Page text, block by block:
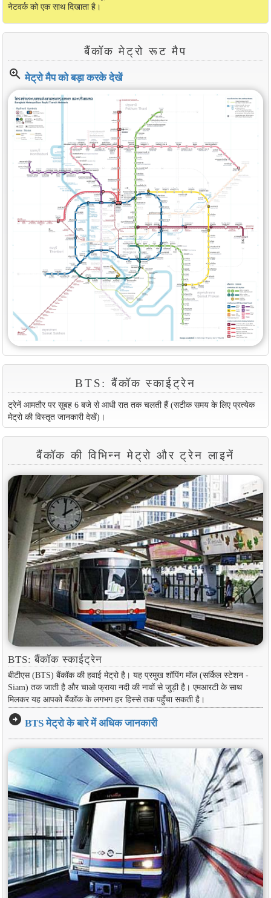
नेटवर्क को एक साथ दिखाता है।
बैंकॉक मेट्रो रूट मैप
zoom_in मेट्रो मैप को बड़ा करके देखें
BTS: बैंकॉक स्काईट्रेन
ट्रेनें आमतौर पर सुबह 6 बजे से आधी रात तक चलती हैं (सटीक समय के लिए प्रत्येक
मेट्रो की विस्तृत जानकारी देखें)।
बैंकॉक की विभिन्न मेट्रो और ट्रेन लाइनें
BTS: बैंकॉक स्काईट्रेन
बीटीएस (BTS) बैंकॉक की हवाई मेट्रो है। यह प्रमुख शॉपिंग मॉल (सर्किल स्टेशन -
Siam) तक जाती है और चाओ फ्राया नदी की नावों से जुड़ी है। एमआरटी के साथ
मिलकर यह आपको बैंकॉक के लगभग हर हिस्से तक पहुँचा सकती है।
arrow_circle_right BTS मेट्रो के बारे में अधिक जानकारी